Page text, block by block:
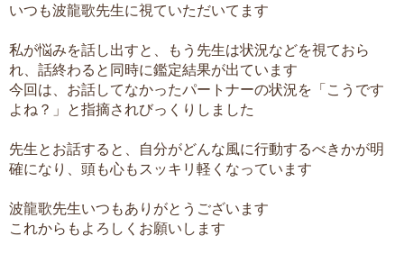
いつも波龍歌先生に視ていただいてます
私が悩みを話し出すと、もう先生は状況などを視ておら
れ、話終わると同時に鑑定結果が出ています
今回は、お話してなかったパートナーの状況を「こうです
よね？」と指摘されびっくりしました
先生とお話すると、自分がどんな風に行動するべきかが明
確になり、頭も心もスッキリ軽くなっています
波龍歌先生いつもありがとうございます
これからもよろしくお願いします